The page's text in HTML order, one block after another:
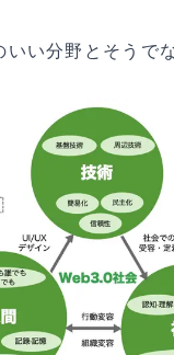
いい分野とそうで